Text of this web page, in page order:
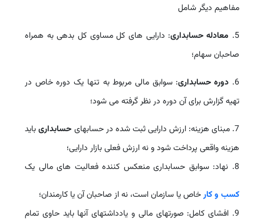
مفاهیم دیگر شامل
5. معادله حسابداری: دارایی های کل مساوی کل بدهی به همراه
صاحبان سهام؛
6. دوره حسابداری: سوابق مالی مربوط به تنها یک دوره خاص در
تهیه گزارش برای آن دوره در نظر گرفته می شود؛
7. مبنای هزینه: ارزش دارایی ثبت شده در حسابهای حسابداریباید
هزینه واقعی پرداخت شود و نه ارزش فعلی بازار دارایی؛
8. نهاد: سوابق حسابداری منعکس کننده فعالیت های مالی یک
کسب و کارخاص یا سازمان است، نه از صاحبان آن یا کارمندان؛
9. افشای کامل: صورتهای مالی و یادداشتهای آنها باید حاوی تمام